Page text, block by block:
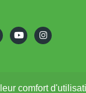
comfort